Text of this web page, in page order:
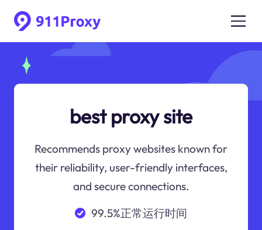
best proxy site
Recommends proxy websites known for
their reliability, user-friendly interfaces,
and secure connections.
99.5%正常运行时间